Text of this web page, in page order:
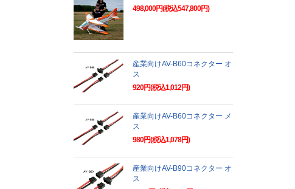
498,000円(税込547,800円)
産業向けAV-B60コネクター オ
ス
920円(税込1,012円)
産業向けAV-B60コネクター メ
ス
980円(税込1,078円)
産業向けAV-B90コネクター オ
ス